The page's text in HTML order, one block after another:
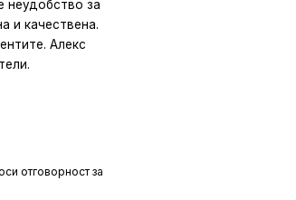
неудобство за
и качествена.
Алекс
отговорност за